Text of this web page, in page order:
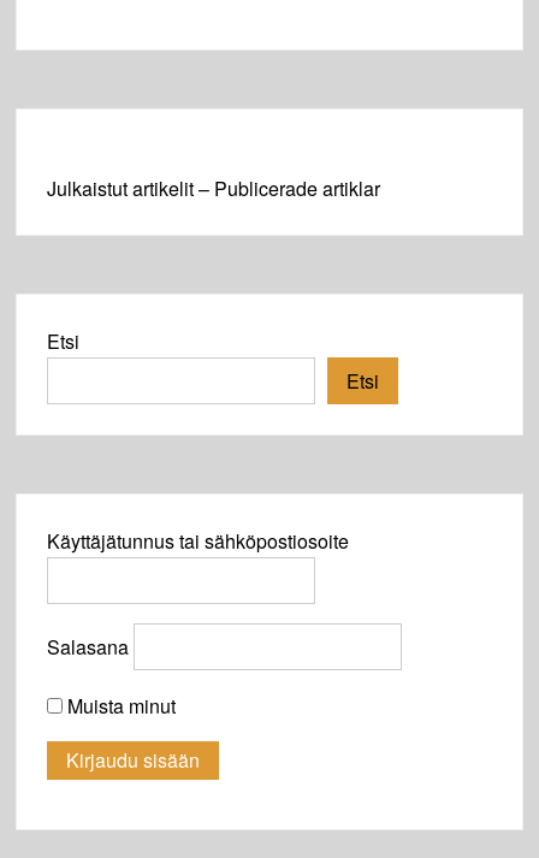
Julkaistut artikelit – Publicerade artiklar
Etsi
Etsi
Käyttäjätunnus tai sähköpostiosoite
Salasana
Muista minut